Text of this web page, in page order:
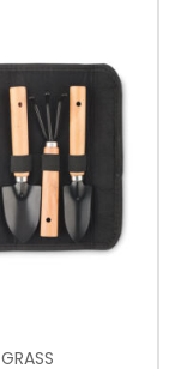
GRASS